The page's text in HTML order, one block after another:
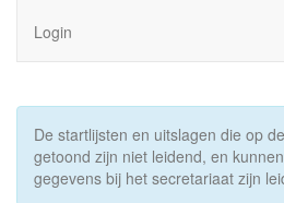
Login
De startlijsten en uitslagen die op
getoond zijn niet leidend, en
gegevens bij het secretariaat zijn